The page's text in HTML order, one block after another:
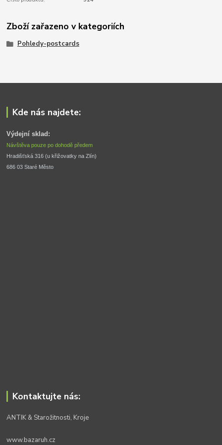
Zboží zařazeno v kategoriích
Pohledy-postcards
Kde nás najdete:
Výdejní sklad:
Návštěva pouze po dohodě předem
Hradišťská 316 (u křižovatky na Zlín)
686 03 Staré Město
Kontaktujte nás:
ANTIK & Starožitnosti, Kroje
www.bazaruh.cz